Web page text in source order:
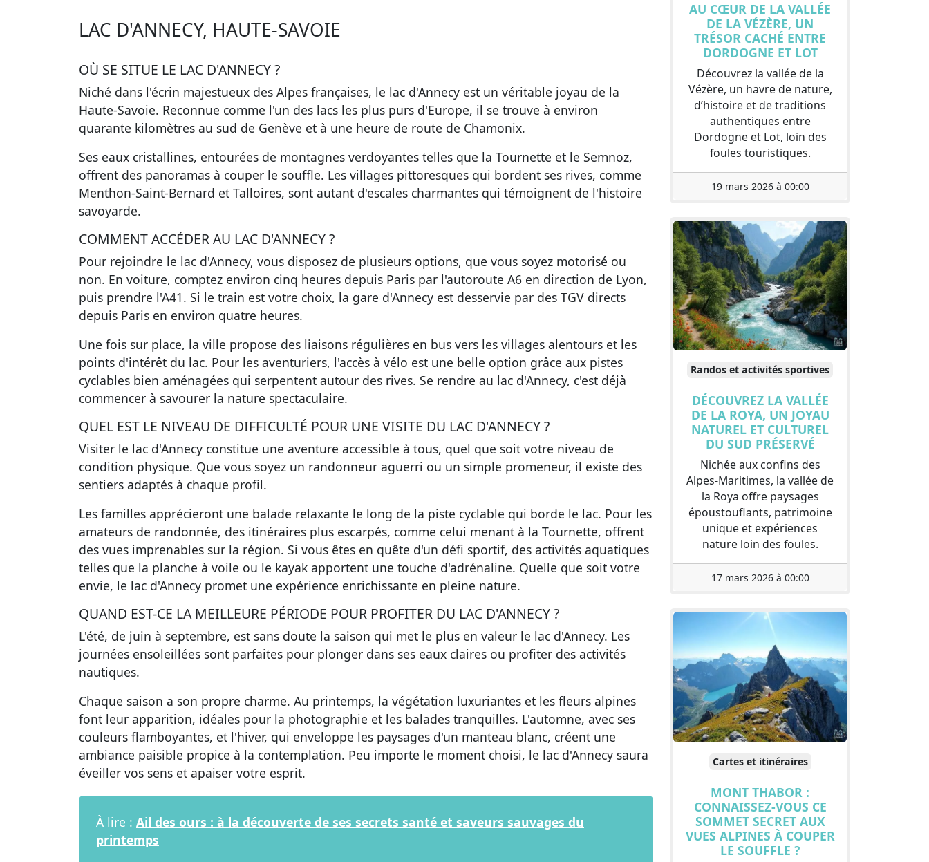
LAC D'ANNECY, HAUTE-SAVOIE
OÙ SE SITUE LE LAC D'ANNECY ?
Niché dans l'écrin majestueux des Alpes françaises, le lac d'Annecy est un véritable joyau de la
Haute-Savoie. Reconnue comme l'un des lacs les plus purs d'Europe, il se trouve à environ
quarante kilomètres au sud de Genève et à une heure de route de Chamonix.
Ses eaux cristallines, entourées de montagnes verdoyantes telles que la Tournette et le Semnoz,
offrent des panoramas à couper le souffle. Les villages pittoresques qui bordent ses rives, comme
Menthon-Saint-Bernard et Talloires, sont autant d'escales charmantes qui témoignent de l'histoire
savoyarde.
COMMENT ACCÉDER AU LAC D'ANNECY ?
Pour rejoindre le lac d'Annecy, vous disposez de plusieurs options, que vous soyez motorisé ou
non. En voiture, comptez environ cinq heures depuis Paris par l'autoroute A6 en direction de Lyon,
puis prendre l'A41. Si le train est votre choix, la gare d'Annecy est desservie par des TGV directs
depuis Paris en environ quatre heures.
Une fois sur place, la ville propose des liaisons régulières en bus vers les villages alentours et les
points d'intérêt du lac. Pour les aventuriers, l'accès à vélo est une belle option grâce aux pistes
cyclables bien aménagées qui serpentent autour des rives. Se rendre au lac d'Annecy, c'est déjà
commencer à savourer la nature spectaculaire.
QUEL EST LE NIVEAU DE DIFFICULTÉ POUR UNE VISITE DU LAC D'ANNECY ?
Visiter le lac d'Annecy constitue une aventure accessible à tous, quel que soit votre niveau de
condition physique. Que vous soyez un randonneur aguerri ou un simple promeneur, il existe des
sentiers adaptés à chaque profil.
Les familles apprécieront une balade relaxante le long de la piste cyclable qui borde le lac. Pour les
amateurs de randonnée, des itinéraires plus escarpés, comme celui menant à la Tournette, offrent
des vues imprenables sur la région. Si vous êtes en quête d'un défi sportif, des activités aquatiques
telles que la planche à voile ou le kayak apportent une touche d'adrénaline. Quelle que soit votre
envie, le lac d'Annecy promet une expérience enrichissante en pleine nature.
QUAND EST-CE LA MEILLEURE PÉRIODE POUR PROFITER DU LAC D'ANNECY ?
L'été, de juin à septembre, est sans doute la saison qui met le plus en valeur le lac d'Annecy. Les
journées ensoleillées sont parfaites pour plonger dans ses eaux claires ou profiter des activités
nautiques.
Chaque saison a son propre charme. Au printemps, la végétation luxuriantes et les fleurs alpines
font leur apparition, idéales pour la photographie et les balades tranquilles. L'automne, avec ses
couleurs flamboyantes, et l'hiver, qui enveloppe les paysages d'un manteau blanc, créent une
ambiance paisible propice à la contemplation. Peu importe le moment choisi, le lac d'Annecy saura
éveiller vos sens et apaiser votre esprit.
À lire : Ail des ours : à la découverte de ses secrets santé et saveurs sauvages du
printemps
AU CŒUR DE LA VALLÉE
DE LA VÉZÈRE, UN
TRÉSOR CACHÉ ENTRE
DORDOGNE ET LOT
Découvrez la vallée de la
Vézère, un havre de nature,
d’histoire et de traditions
authentiques entre
Dordogne et Lot, loin des
foules touristiques.
19 mars 2026 à 00:00
Randos et activités sportives
DÉCOUVREZ LA VALLÉE
DE LA ROYA, UN JOYAU
NATUREL ET CULTUREL
DU SUD PRÉSERVÉ
Nichée aux confins des
Alpes-Maritimes, la vallée de
la Roya offre paysages
époustouflants, patrimoine
unique et expériences
nature loin des foules.
17 mars 2026 à 00:00
Cartes et itinéraires
MONT THABOR :
CONNAISSEZ-VOUS CE
SOMMET SECRET AUX
VUES ALPINES À COUPER
LE SOUFFLE ?